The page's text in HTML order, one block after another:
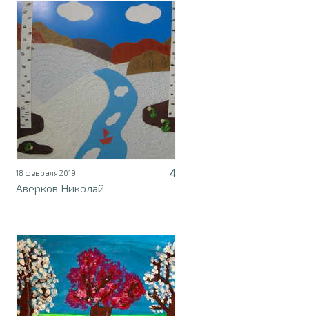
18 февраля 2019
4
Аверков Николай